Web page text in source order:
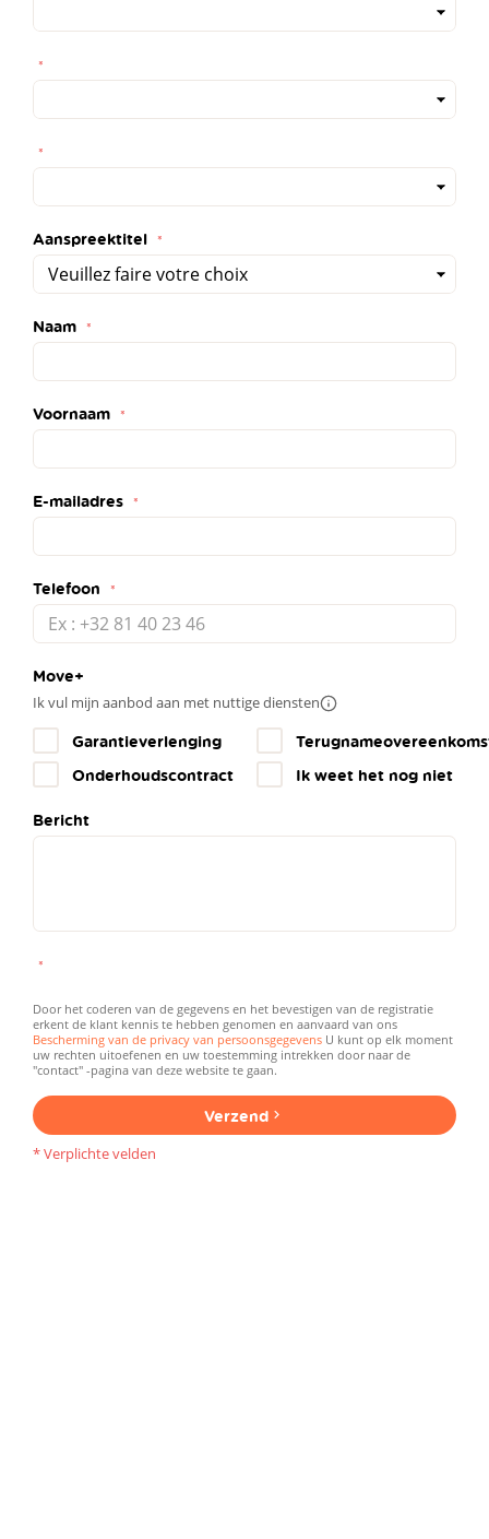
Aanspreektitel
Naam
Voornaam
E-mailadres
Telefoon
Move+
Ik vul mijn aanbod aan met nuttige dienstenMeer
Garantieverlenging
Onderhoudscontract
Ik weet het nog niet
Bericht
Door het coderen van de gegevens en het bevestigen van de registratie
erkent de klant kennis te hebben genomen en aanvaard van ons
Bescherming van de privacy van persoonsgegevens U kunt op elk moment
uw rechten uitoefenen en uw toestemming intrekken door naar de
"contact" -pagina van deze website te gaan.
Verzend
* Verplichte velden